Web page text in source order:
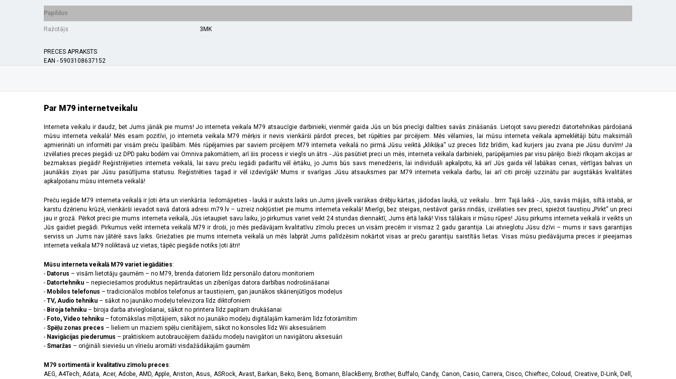
Papildus
Ražotājs 3MK
PRECES APRAKSTS
EAN - 5903108637152
Par M79 internetveikalu
Interneta veikalu ir daudz, bet Jums jānāk pie mums! Jo interneta veikala M79 atsaucīgie darbinieki, vienmēr gaida Jūs un būs priecīgi dalīties savās zināšanās. Lietojot savu pieredzi datortehnikas pārdošanā
mūsu interneta veikalā! Mēs esam pozitīvi, jo interneta veikala M79 mērķis ir nevis vienkārši pārdot preces, bet rūpēties par pircējiem. Mēs vēlamies, lai mūsu interneta veikala apmeklētāji būtu maksimāli
apmierināti un informēti par visām preču īpašībām. Mēs rūpējamies par saviem pircējiem M79 interneta veikalā no pirmā Jūsu veiktā „klikšķa” uz preces līdz brīdim, kad kurjers jau zvana pie Jūsu durvīm! Ja
izvēlaties preces piegādi uz DPD paku bodēm vai Omniva pakomātiem, arī šis process ir viegls un ātrs - Jūs pasūtiet preci un mēs, interneta veikala darbinieki, parūpējamies par visu pārējo. Bieži rīkojam akcijas ar
bezmaksas piegādi! Reģistrējieties interneta veikalā, lai savu preču iegādi padarītu vēl ērtāku, jo Jums būs savs menedžeris, lai individuāli apkalpotu, kā arī Jūs gaida vēl labākas cenas, vērtīgas balvas un
jaunākās ziņas par Jūsu pasūtījuma statusu. Reģistrēties tagad ir vēl izdevīgāk! Mums ir svarīgas Jūsu atsauksmes par M79 interneta veikala darbu, lai arī citi pircēji uzzinātu par augstākās kvalitātes
apkalpošanu mūsu interneta veikalā!
Preču iegāde M79 interneta veikalā ir ļoti ērta un vienkārša. Iedomājieties - laukā ir auksts laiks un Jums jāvelk vairākas drēbju kārtas, jādodas laukā, uz veikalu... brrrr. Tajā laikā - Jūs, savās mājās, siltā istabā, ar
karstu dzērienu krūzē, vienkārši ievadot savā datorā adresi m79.lv – uzreiz nokļūstiet pie mums interneta veikalā! Mierīgi, bez steigas, nestāvot garās rindās, izvēlaties sev preci, spiežot taustiņu „Pirkt” un preci
jau ir grozā. Pērkot preci pie mums interneta veikalā, Jūs ietaupiet savu laiku, jo pirkumus variet veikt 24 stundas diennaktī, Jums ērtā laikā! Viss tālākais ir mūsu rūpes! Jūsu pirkums interneta veikalā ir veikts un
Jūs gaidiet piegādi. Pirkumus veikt interneta veikalā M79 ir droši, jo mēs piedāvājam kvalitatīvu zīmolu preces un visām precēm ir vismaz 2 gadu garantija. Lai atvieglotu Jūsu dzīvi – mums ir savs garantijas
serviss un Jums nav jātērē savs laiks. Griežaties pie mums interneta veikalā un mēs labprāt Jums palīdzēsim nokārtot visas ar preču garantiju saistītās lietas. Visas mūsu piedāvājuma preces ir pieejamas
interneta veikala M79 noliktavā uz vietas, tāpēc piegāde notiks ļoti ātri!
Mūsu interneta veikalā M79 variet iegādāties:
- Datorus – visām lietotāju gaumēm – no M79, brenda datoriem līdz personālo datoru monitoriem
- Datortehniku – nepieciešamos produktus nepārtrauktas un zibenīgas datora darbības nodrošināšanai
- Mobilos telefonus – tradicionālos mobilos telefonus ar taustiņiem, gan jaunākos skārienjūtīgos modeļus
- TV, Audio tehniku – sākot no jaunāko modeļu televizora līdz diktofoniem
- Biroja tehniku – biroja darba atvieglošanai, sākot no printera līdz papīram drukāšanai
- Foto, Video tehniku – fotomākslas mīļotājiem, sākot no jaunāko modeļu digitālajām kamerām līdz fotorāmītim
- Spēļu zonas preces – lieliem un maziem spēļu cienītājiem, sākot no konsoles līdz Wii aksesuāriem
- Navigācijas piederumus – praktiskiem autobraucējiem dažādu modeļu navigātori un navigātoru aksesuāri
- Smaržas – oriģināli sieviešu un vīriešu aromāti visdažādākajām gaumēm
M79 sortimentā ir kvalitatīvu zīmolu preces:
AEG, A4Tech, Adata, Acer, Adobe, AMD, Apple, Ariston, Asus, ASRock, Avast, Barkan, Beko, Benq, Bomann, BlackBerry, Brother, Buffalo, Candy, Canon, Casio, Carrera, Cisco, Chieftec, Coloud, Creative, D-Link, Dell,